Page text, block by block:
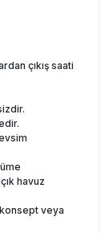
çıkış saati
havuz
veya